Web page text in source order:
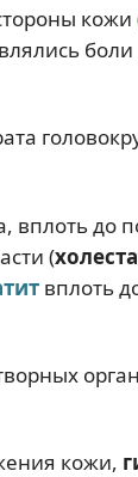
кожи
боли
до
(
вплоть
кожи,